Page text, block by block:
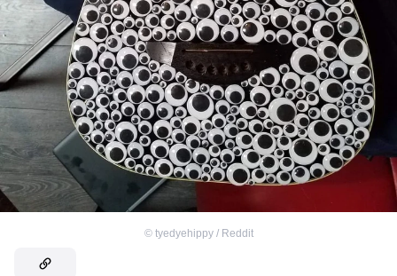
© tyedyehippy / Reddit